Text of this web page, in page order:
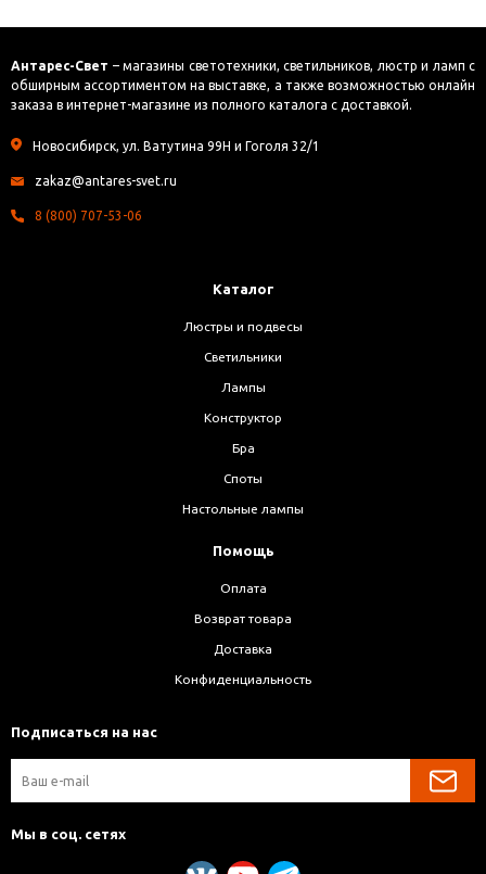
Антарес-Свет – магазины светотехники, светильников, люстр и ламп с
обширным ассортиментом на выставке, а также возможностью онлайн
заказа в интернет-магазине из полного каталога с доставкой.
Новосибирск, ул. Ватутина 99Н и Гоголя 32/1
zakaz@antares-svet.ru
8 (800) 707-53-06
Каталог
Люстры и подвесы
Светильники
Лампы
Конструктор
Бра
Споты
Настольные лампы
Помощь
Оплата
Возврат товара
Доставка
Конфиденциальность
Подписаться на нас
Мы в соц. сетях